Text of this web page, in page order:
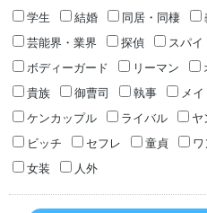
学生
結婚 同居・同棲
芸能界・業界
探偵 スパイ
ボディーガード
リーマン
貴族
御曹司 執事 メイ
ケンカップル
ライバル ヤ
ビッチ
セフレ 童貞 ワ
女装
人外